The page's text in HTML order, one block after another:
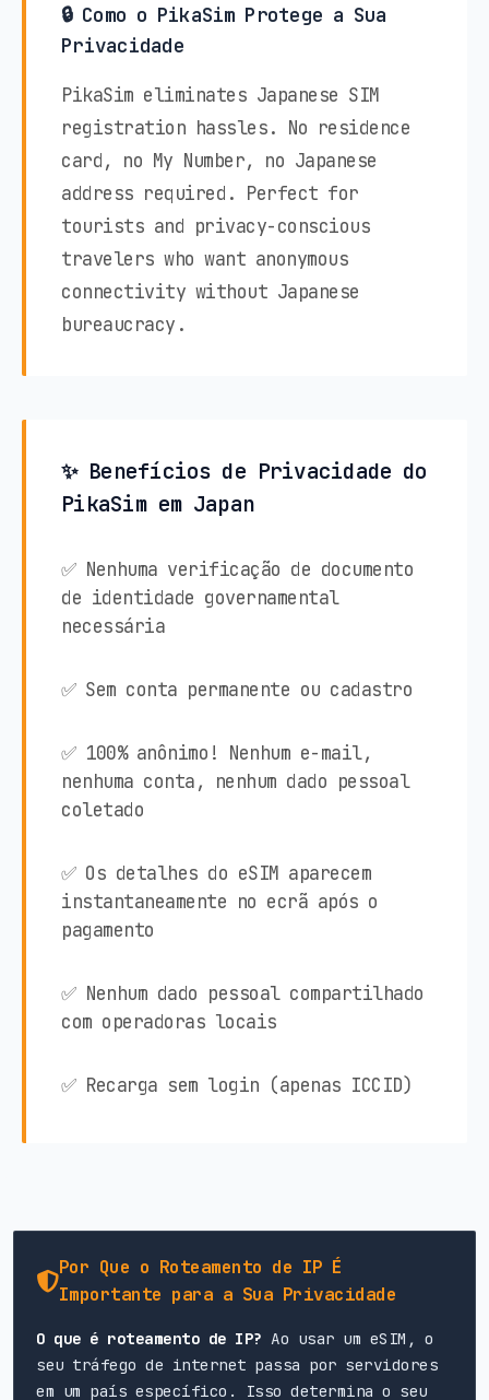
🔒 Como o PikaSim Protege a Sua
Privacidade
PikaSim eliminates Japanese SIM
registration hassles. No residence
card, no My Number, no Japanese
address required. Perfect for
tourists and privacy-conscious
travelers who want anonymous
connectivity without Japanese
bureaucracy.
✨ Benefícios de Privacidade do
PikaSim em Japan
✅ Nenhuma verificação de documento
de identidade governamental
necessária
✅ Sem conta permanente ou cadastro
✅ 100% anônimo! Nenhum e-mail,
nenhuma conta, nenhum dado pessoal
coletado
✅ Os detalhes do eSIM aparecem
instantaneamente no ecrã após o
pagamento
✅ Nenhum dado pessoal compartilhado
com operadoras locais
✅ Recarga sem login (apenas ICCID)
Por Que o Roteamento de IP É
Importante para a Sua Privacidade
O que é roteamento de IP? Ao usar um eSIM, o
seu tráfego de internet passa por servidores
em um país específico. Isso determina o seu